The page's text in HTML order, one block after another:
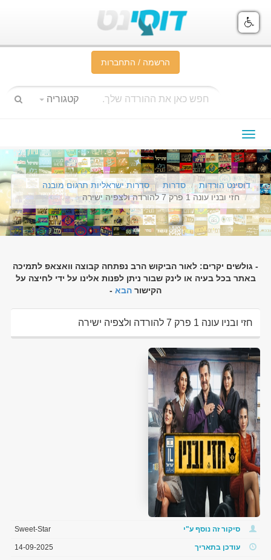
הרשמה / התחברות
קטגוריה
תפריט
ניווט
דוסינט הורדות סדרות
סדרות ישראליות תרגום מובנה
חזי ובניו עונה 1 פרק 7 להורדה ולצפיה ישירה
- גולשים יקרים: לאור הביקוש הרב נפתחה קבוצה וואצאפ לתמיכה
באתר בכל בעיה או לינק שבור ניתן לפנות אלינו על ידי לחיצה על
הקישור הבא -
חזי ובניו עונה 1 פרק 7 להורדה ולצפיה ישירה
סיקור זה נוסף ע"י Sweet-Star
עודכן בתאריך 14-09-2025